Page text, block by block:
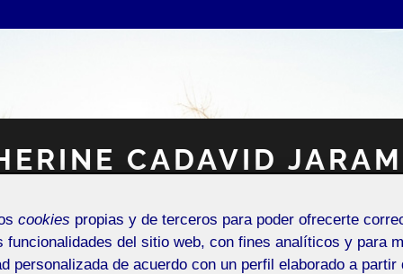
CADAVID
Espacio Personal
cookies propias y de terceros para poder ofrecerte
funcionalidades del sitio web, con fines analíticos y para
personalizada de acuerdo con un perfil elaborado a partir